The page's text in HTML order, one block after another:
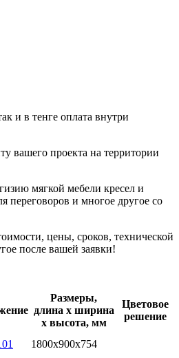
и в тенге оплата внутри
вашего проекта на территории
мягкой мебели кресел и
переговоров и многое другое со
цены, сроков, технической
после вашей заявки!
Размеры,
длина х ширина
х высота, мм
Цветовое
решение
1800х900х754